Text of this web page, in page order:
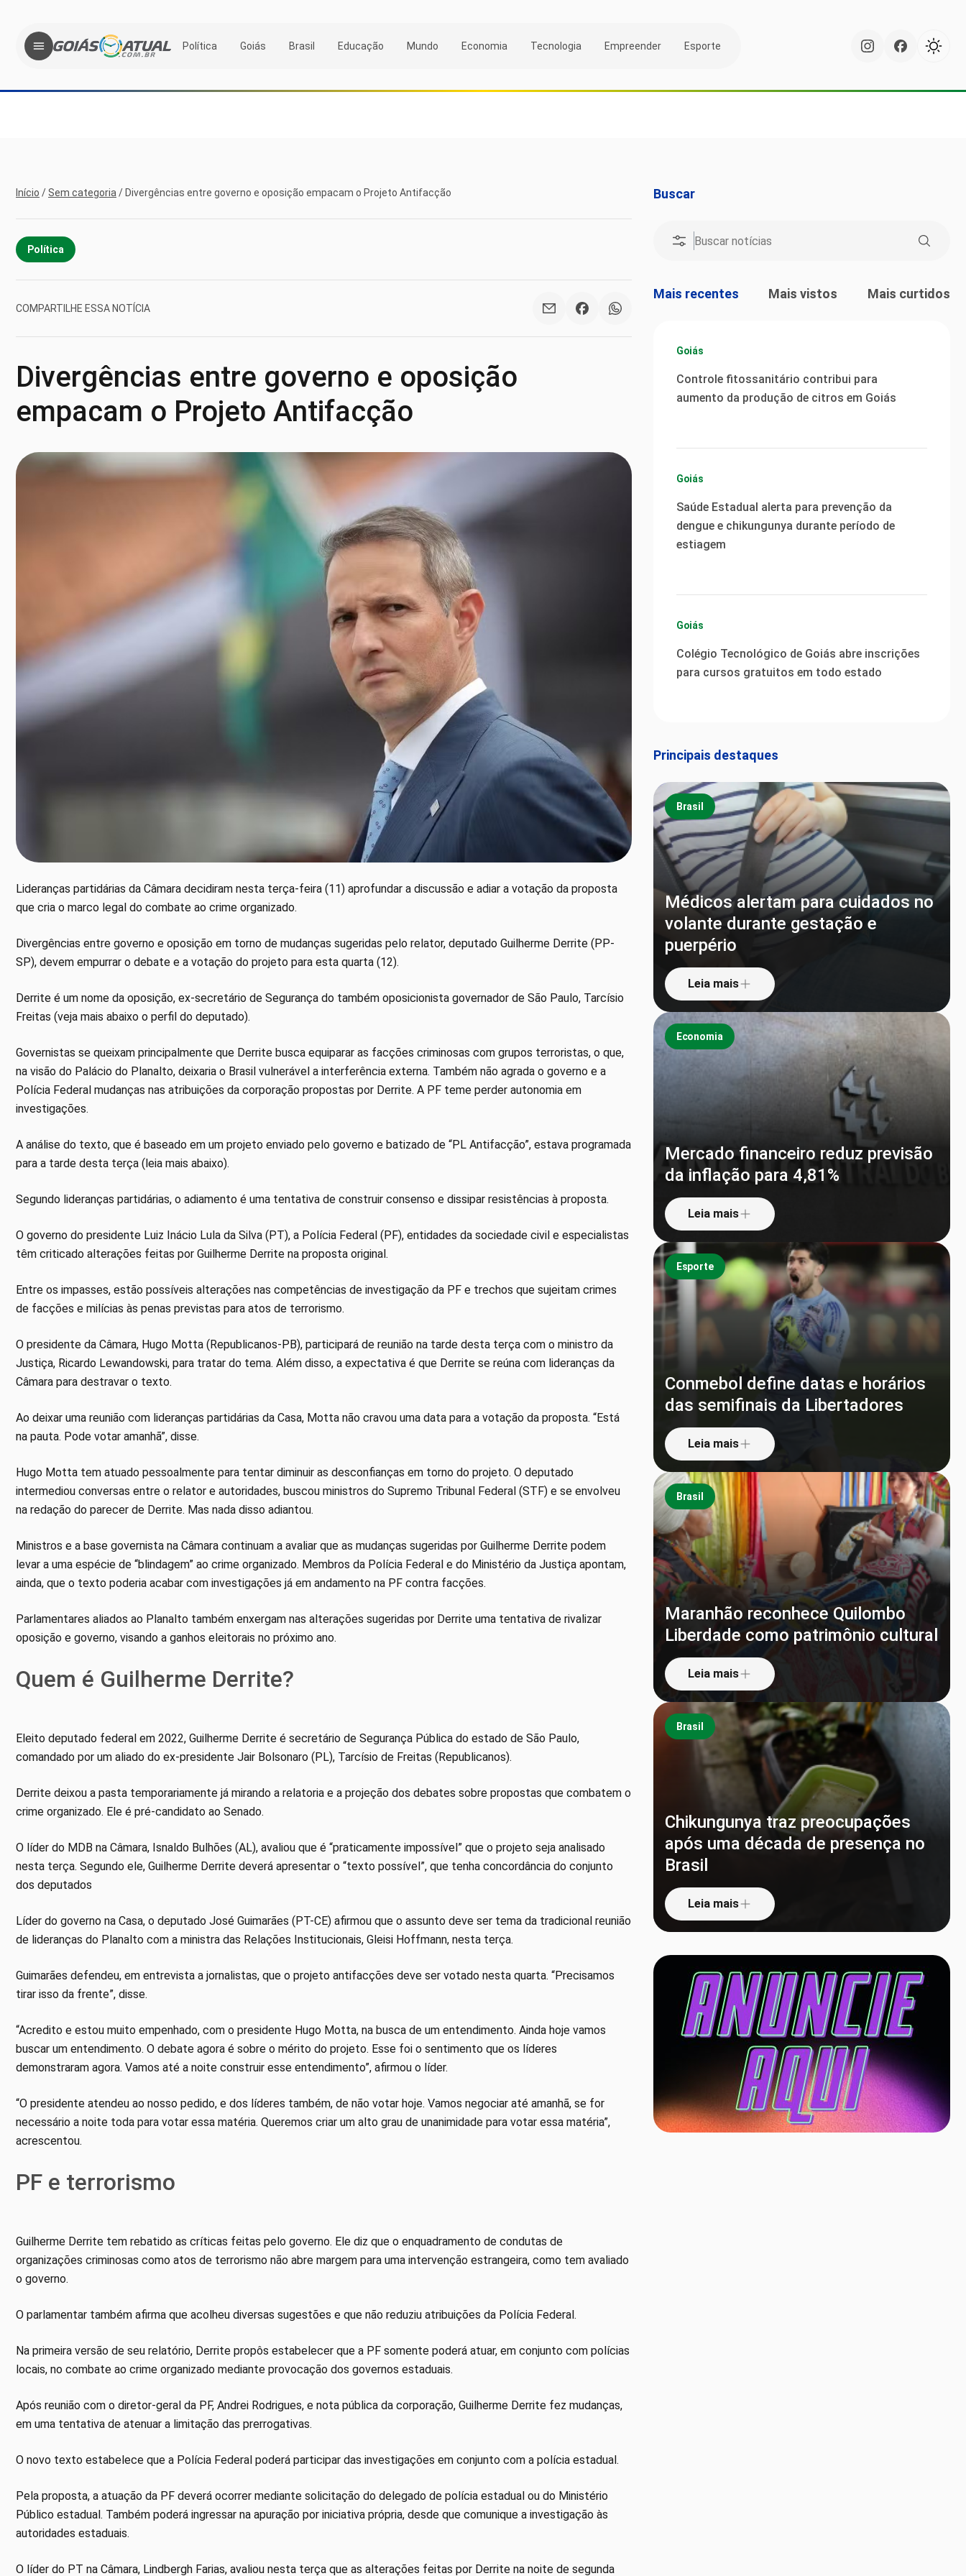
Política Goiás Brasil Educação Mundo Economia Tecnologia Empreender Esporte
Início / Sem categoria / Divergências entre governo e oposição empacam o Projeto Antifacção
Política
COMPARTILHE ESSA NOTÍCIA
Divergências entre governo e oposição
empacam o Projeto Antifacção
Lideranças partidárias da Câmara decidiram nesta terça-feira (11) aprofundar a discussão e adiar a votação da proposta
que cria o marco legal do combate ao crime organizado.
Divergências entre governo e oposição em torno de mudanças sugeridas pelo relator, deputado Guilherme Derrite (PP-
SP), devem empurrar o debate e a votação do projeto para esta quarta (12).
Derrite é um nome da oposição, ex-secretário de Segurança do também oposicionista governador de São Paulo, Tarcísio
Freitas (veja mais abaixo o perfil do deputado).
Governistas se queixam principalmente que Derrite busca equiparar as facções criminosas com grupos terroristas, o que,
na visão do Palácio do Planalto, deixaria o Brasil vulnerável a interferência externa. Também não agrada o governo e a
Polícia Federal mudanças nas atribuições da corporação propostas por Derrite. A PF teme perder autonomia em
investigações.
A análise do texto, que é baseado em um projeto enviado pelo governo e batizado de “PL Antifacção”, estava programada
para a tarde desta terça (leia mais abaixo).
Segundo lideranças partidárias, o adiamento é uma tentativa de construir consenso e dissipar resistências à proposta.
O governo do presidente Luiz Inácio Lula da Silva (PT), a Polícia Federal (PF), entidades da sociedade civil e especialistas
têm criticado alterações feitas por Guilherme Derrite na proposta original.
Entre os impasses, estão possíveis alterações nas competências de investigação da PF e trechos que sujeitam crimes
de facções e milícias às penas previstas para atos de terrorismo.
O presidente da Câmara, Hugo Motta (Republicanos-PB), participará de reunião na tarde desta terça com o ministro da
Justiça, Ricardo Lewandowski, para tratar do tema. Além disso, a expectativa é que Derrite se reúna com lideranças da
Câmara para destravar o texto.
Ao deixar uma reunião com lideranças partidárias da Casa, Motta não cravou uma data para a votação da proposta. “Está
na pauta. Pode votar amanhã”, disse.
Hugo Motta tem atuado pessoalmente para tentar diminuir as desconfianças em torno do projeto. O deputado
intermediou conversas entre o relator e autoridades, buscou ministros do Supremo Tribunal Federal (STF) e se envolveu
na redação do parecer de Derrite. Mas nada disso adiantou.
Ministros e a base governista na Câmara continuam a avaliar que as mudanças sugeridas por Guilherme Derrite podem
levar a uma espécie de “blindagem” ao crime organizado. Membros da Polícia Federal e do Ministério da Justiça apontam,
ainda, que o texto poderia acabar com investigações já em andamento na PF contra facções.
Parlamentares aliados ao Planalto também enxergam nas alterações sugeridas por Derrite uma tentativa de rivalizar
oposição e governo, visando a ganhos eleitorais no próximo ano.
Quem é Guilherme Derrite?
Eleito deputado federal em 2022, Guilherme Derrite é secretário de Segurança Pública do estado de São Paulo,
comandado por um aliado do ex-presidente Jair Bolsonaro (PL), Tarcísio de Freitas (Republicanos).
Derrite deixou a pasta temporariamente já mirando a relatoria e a projeção dos debates sobre propostas que combatem o
crime organizado. Ele é pré-candidato ao Senado.
O líder do MDB na Câmara, Isnaldo Bulhões (AL), avaliou que é “praticamente impossível” que o projeto seja analisado
nesta terça. Segundo ele, Guilherme Derrite deverá apresentar o “texto possível”, que tenha concordância do conjunto
dos deputados
Líder do governo na Casa, o deputado José Guimarães (PT-CE) afirmou que o assunto deve ser tema da tradicional reunião
de lideranças do Planalto com a ministra das Relações Institucionais, Gleisi Hoffmann, nesta terça.
Guimarães defendeu, em entrevista a jornalistas, que o projeto antifacções deve ser votado nesta quarta. “Precisamos
tirar isso da frente”, disse.
“Acredito e estou muito empenhado, com o presidente Hugo Motta, na busca de um entendimento. Ainda hoje vamos
buscar um entendimento. O debate agora é sobre o mérito do projeto. Esse foi o sentimento que os líderes
demonstraram agora. Vamos até a noite construir esse entendimento”, afirmou o líder.
“O presidente atendeu ao nosso pedido, e dos líderes também, de não votar hoje. Vamos negociar até amanhã, se for
necessário a noite toda para votar essa matéria. Queremos criar um alto grau de unanimidade para votar essa matéria”,
acrescentou.
PF e terrorismo
Guilherme Derrite tem rebatido as críticas feitas pelo governo. Ele diz que o enquadramento de condutas de
organizações criminosas como atos de terrorismo não abre margem para uma intervenção estrangeira, como tem avaliado
o governo.
O parlamentar também afirma que acolheu diversas sugestões e que não reduziu atribuições da Polícia Federal.
Na primeira versão de seu relatório, Derrite propôs estabelecer que a PF somente poderá atuar, em conjunto com polícias
locais, no combate ao crime organizado mediante provocação dos governos estaduais.
Após reunião com o diretor-geral da PF, Andrei Rodrigues, e nota pública da corporação, Guilherme Derrite fez mudanças,
em uma tentativa de atenuar a limitação das prerrogativas.
O novo texto estabelece que a Polícia Federal poderá participar das investigações em conjunto com a polícia estadual.
Pela proposta, a atuação da PF deverá ocorrer mediante solicitação do delegado de polícia estadual ou do Ministério
Público estadual. Também poderá ingressar na apuração por iniciativa própria, desde que comunique a investigação às
autoridades estaduais.
O líder do PT na Câmara, Lindbergh Farias, avaliou nesta terça que as alterações feitas por Derrite na noite de segunda
Buscar
Mais recentes Mais vistos Mais curtidos
Goiás
Controle fitossanitário contribui para
aumento da produção de citros em Goiás
Goiás
Saúde Estadual alerta para prevenção da
dengue e chikungunya durante período de
estiagem
Goiás
Colégio Tecnológico de Goiás abre inscrições
para cursos gratuitos em todo estado
Principais destaques
Brasil
Médicos alertam para cuidados no
volante durante gestação e
puerpério
Leia mais
Economia
Mercado financeiro reduz previsão
da inflação para 4,81%
Leia mais
Esporte
Conmebol define datas e horários
das semifinais da Libertadores
Leia mais
Brasil
Maranhão reconhece Quilombo
Liberdade como patrimônio cultural
Leia mais
Brasil
Chikungunya traz preocupações
após uma década de presença no
Brasil
Leia mais